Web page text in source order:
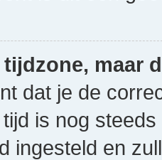
maar
dat je de
is nog
ingesteld en